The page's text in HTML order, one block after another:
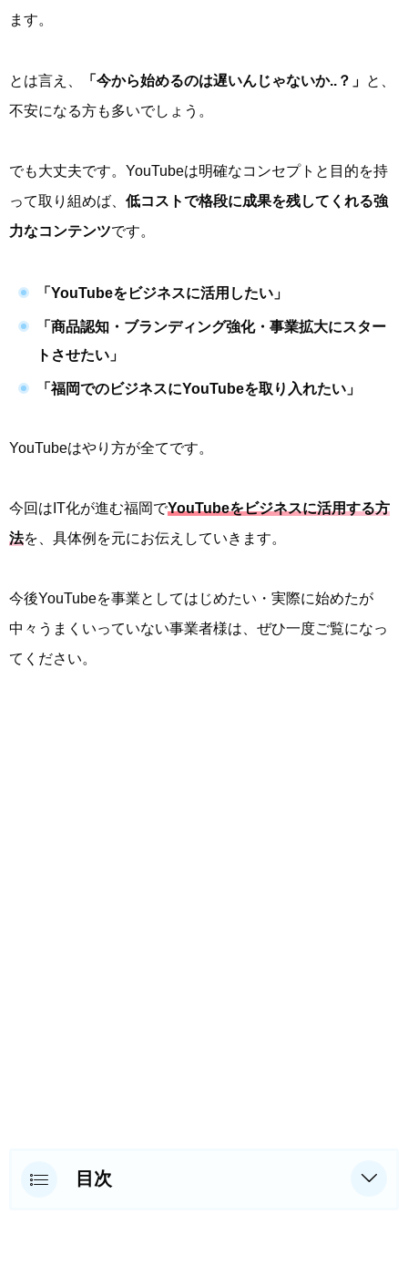
ます。
とは言え、 「今から始めるのは遅いんじゃないか..？」
と、
不安になる方も多いでしょう。
でも大丈夫です。YouTubeは明確なコンセプトと目的を持
って取り組めば、 低コストで格段に成果を残してくれる強
力なコンテンツです。
「YouTubeをビジネスに活用したい」
「商品認知・ブランディング強化・事業拡大にスター
トさせたい」
「福岡でのビジネスにYouTubeを取り入れたい」
YouTubeはやり方が全てです。
今回はIT化が進む福岡でYouTubeをビジネスに活用する方
法を、具体例を元にお伝えしていきます。
今後YouTubeを事業としてはじめたい・実際に始めたが
中々うまくいっていない事業者様は、ぜひ一度ご覧になっ
てください。
目次